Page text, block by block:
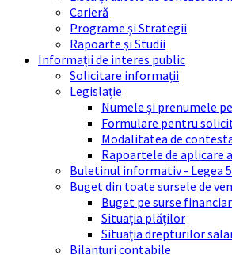
Carieră
Programe și Strategii
Rapoarte și Studii
Informații de interes public
Solicitare informații
Legislație
Numele și prenumele
Formulare pentru
Modalitatea de
Rapoartele de aplicare
Buletinul informativ - Legea
Buget din toate sursele de
Buget pe surse
Situația plăților
Situația drepturilor
Bilanțuri contabile